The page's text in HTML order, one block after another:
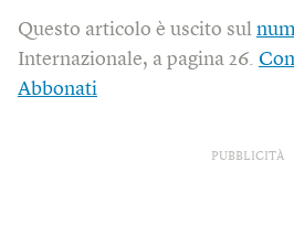
Questo articolo è uscito sul
Internazionale, a pagina 26.
Abbonati
PUBBLICITÀ